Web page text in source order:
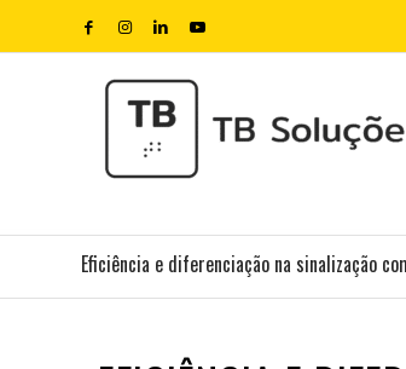
Eficiência e diferenciação na sinalização